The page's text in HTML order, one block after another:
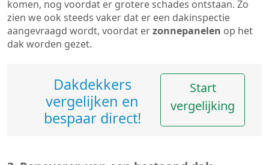
komen, nog voordat er grotere schades ontstaan. Zo
zien we ook steeds vaker dat er een dakinspectie
aangevraagd wordt, voordat erzonnepanelen op het
dak worden gezet.
Dakdekkers
vergelijken en
bespaar direct!
Start
vergelijking